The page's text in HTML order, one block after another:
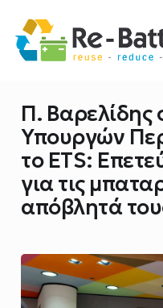
Π. Βαρελίδης
Υπουργών
το ETS:
για τις
απόβλητά